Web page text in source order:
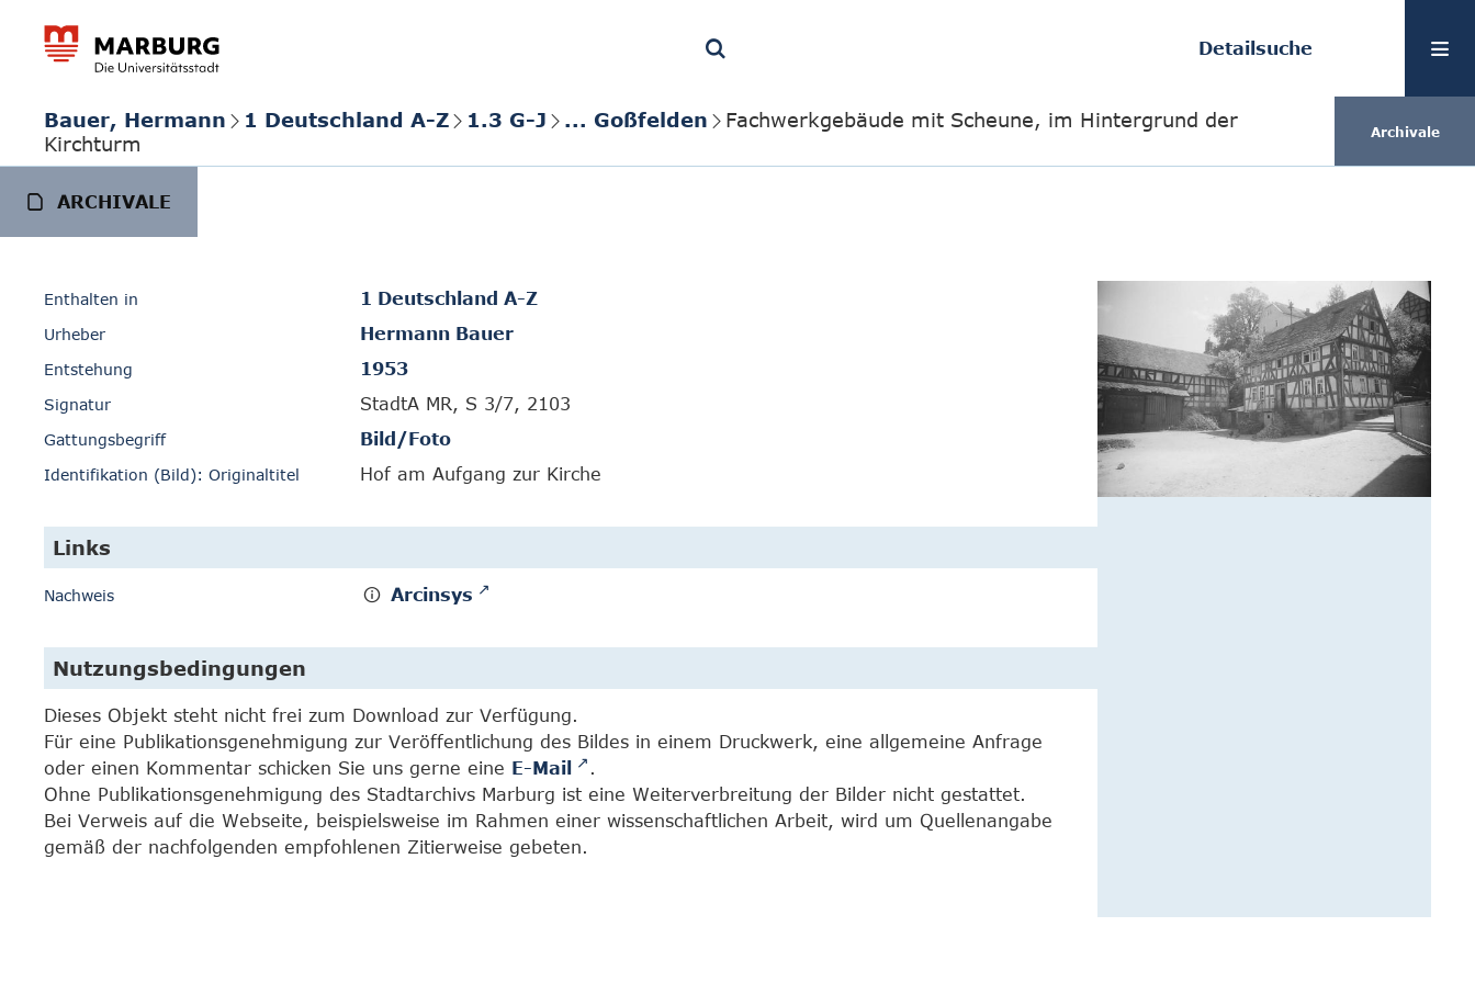
Detailsuche
Bauer, Hermann 1 Deutschland A-Z 1.3 G-J ... Goßfelden
Fachwerkgebäude mit Scheune, im Hintergrund der
Kirchturm
Archivale
ARCHIVALE
Enthalten in 1 Deutschland A-Z
Urheber Hermann Bauer
Entstehung 1953
Signatur StadtA MR, S 3/7, 2103
Gattungsbegriff Bild/Foto
Identifikation (Bild): Originaltitel Hof am Aufgang zur Kirche
Links
Nachweis Arcinsys
Nutzungsbedingungen
Dieses Objekt steht nicht frei zum Download zur Verfügung.
Für eine Publikationsgenehmigung zur Veröffentlichung des Bildes in einem Druckwerk, eine allgemeine Anfrage
oder einen Kommentar schicken Sie uns gerne eine E-Mail
.
Ohne Publikationsgenehmigung des Stadtarchivs Marburg ist eine Weiterverbreitung der Bilder nicht gestattet.
Bei Verweis auf die Webseite, beispielsweise im Rahmen einer wissenschaftlichen Arbeit, wird um Quellenangabe
gemäß der nachfolgenden empfohlenen Zitierweise gebeten.